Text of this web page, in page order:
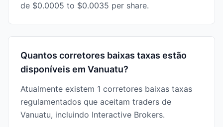
de $0.0005 to $0.0035 per share.
Quantos corretores baixas taxas estão
disponíveis em Vanuatu?
Atualmente existem 1 corretores baixas taxas
regulamentados que aceitam traders de
Vanuatu, incluindo Interactive Brokers.